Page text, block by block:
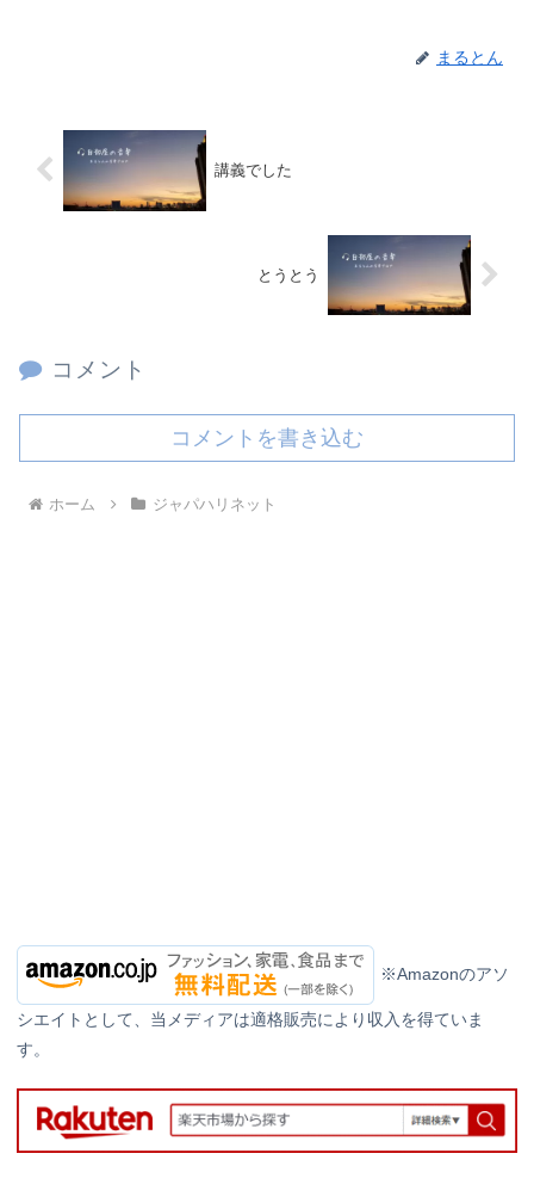
まるとん
講義でした
とうとう
コメント
コメントを書き込む
ホーム ジャパハリネット
※Amazonのアソ
シエイトとして、当メディアは適格販売により収入を得ていま
す。